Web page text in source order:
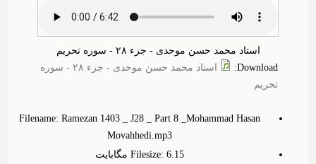
استاد محمد حسن موحدی - جزء ۲۸ - سوره تحریم
Download
:
استاد محمد حسن موحدی - جزء ۲۸ - سوره
تحریم
Filename: Ramezan 1403 _ J28 _ Part 8 _Mohammad Hasan
Movahhedi.mp3
Filesize: 6.‎15 مگابایت